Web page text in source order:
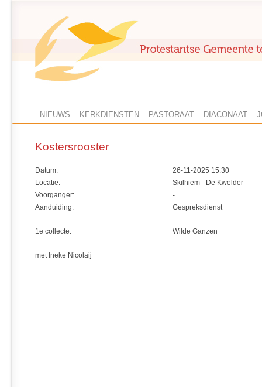
NIEUWS KERKDIENSTEN PASTORAAT DIACONAAT
Kostersrooster
Datum:
26-11-2025 15:30
Locatie:
Skilhiem - De Kwelder
Voorganger:
-
Aanduiding:
Gespreksdienst
1e collecte: Wilde Ganzen
met Ineke Nicolaij